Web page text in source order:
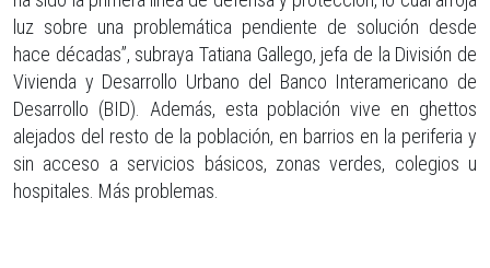
luz sobre una problemática pendiente de solución desde
hace décadas”, subraya Tatiana Gallego, jefa de la División de
Vivienda y Desarrollo Urbano del Banco Interamericano de
Desarrollo (BID). Además, esta población vive en ghettos
alejados del resto de la población, en barrios en la periferia y
sin acceso a servicios básicos, zonas verdes, colegios u
hospitales. Más problemas.